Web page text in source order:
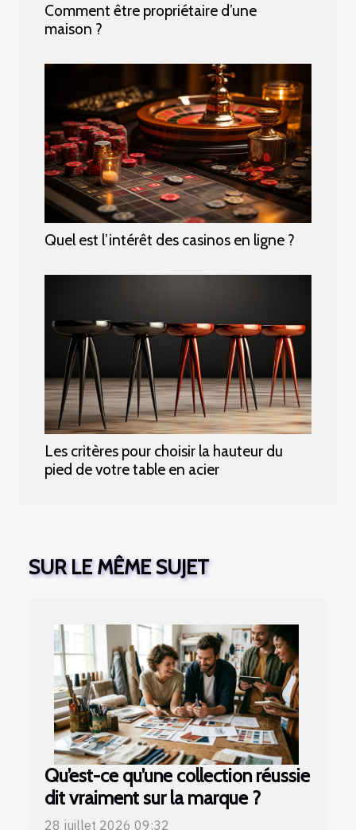
Comment être propriétaire d’une
maison ?
Quel est l’intérêt des casinos en ligne ?
Les critères pour choisir la hauteur du
pied de votre table en acier
SUR LE MÊME SUJET
Qu’est-ce qu’une collection réussie
dit vraiment sur la marque ?
28 juillet 2026 09:32